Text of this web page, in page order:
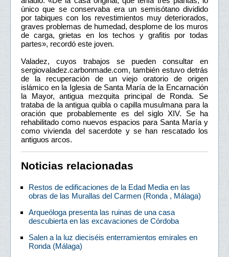
único que se conservaba era un semisótano dividido
por tabiques con los revestimientos muy deteriorados,
graves problemas de humedad, desplome de los muros
de carga, grietas en los techos y grafitis por todas
partes», recordó este joven.
Valadez, cuyos trabajos se pueden consultar en
sergiovaladez.carbonmade.com, también estuvo detrás
de la recuperación de un viejo oratorio de origen
islámico en la Iglesia de Santa María de la Encarnación
la Mayor, antigua mezquita principal de Ronda. Se
trataba de la antigua quibla o capilla musulmana para la
oración que probablemente es del siglo XIV. Se ha
rehabilitado como nuevos espacios para Santa María y
como vivienda del sacerdote y se han rescatado los
antiguos arcos.
Noticias relacionadas
Restos de edificaciones de la Edad Media en las
obras de las Murallas del Carmen (Ronda , Málaga)
Arqueóloga presenta las ruinas de una casa
descubierta en las excavaciones de Córdoba
Salen a la luz dieciséis enterramientos emirales en
Ronda (Málaga)